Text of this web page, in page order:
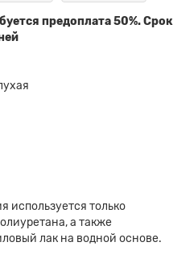
предоплата 50%. Срок
используется только
а также
лак на водной основе.